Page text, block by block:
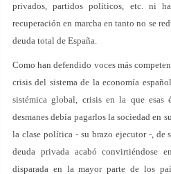
privados, partidos políticos, etc. ni
recuperación en marcha en tanto no se
deuda total de España.
Como han defendido voces más
crisis del sistema de la economía
sistémica global, crisis en la que esas
desmanes debía pagarlos la sociedad en
la clase política - su brazo ejecutor -, de
deuda privada acabó convirtiéndose
disparada en la mayor parte de los